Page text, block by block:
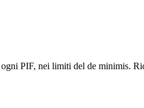
PIF, nei limiti del de minimis.